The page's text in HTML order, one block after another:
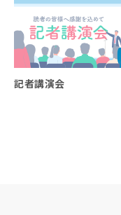
記者講演会